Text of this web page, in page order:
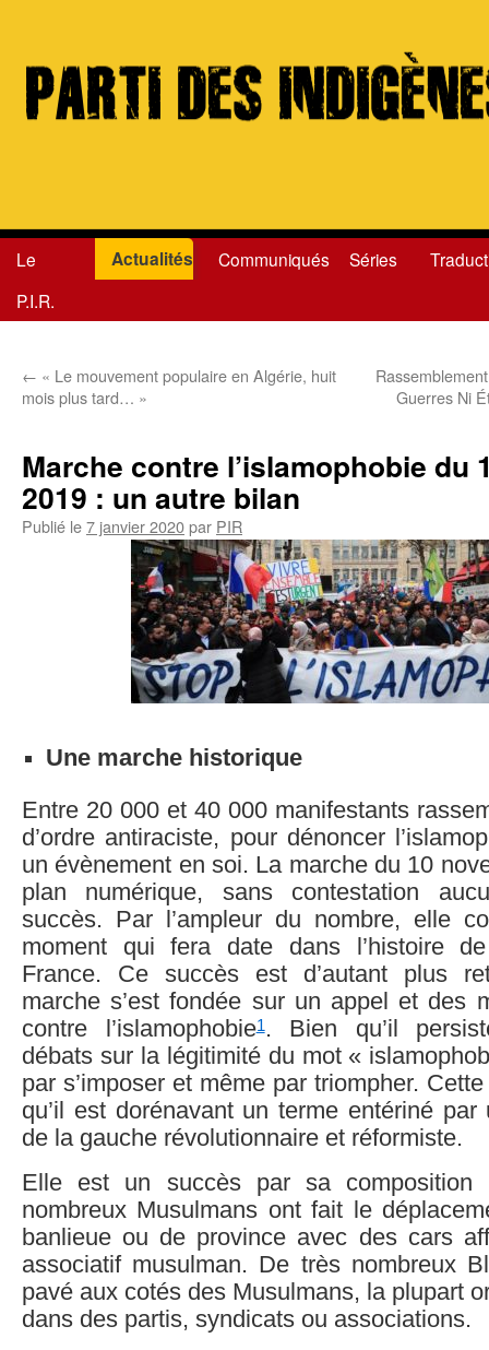
Aller
au
Le
P.I.R.
Actualités Communiqués Séries
← « Le mouvement populaire en Algérie, huit
mois plus tard… »
Guerres Ni
Marche contre l’islamophobie du
2019 : un autre bilan
Publié le7 janvier 2020par PIR
Une marche historique
Entre 20 000 et 40 000 manifestants
d’ordre antiraciste, pour dénoncer
un évènement en soi. La marche du 10
plan numérique, sans contestation
succès. Par l’ampleur du nombre, elle
moment qui fera date dans l’histoire
France. Ce succès est d’autant plus
marche s’est fondée sur un appel et des
contre l’islamophobie1. Bien qu’il
débats sur la légitimité du mot «
par s’imposer et même par triompher.
qu’il est dorénavant un terme entériné par
de la gauche révolutionnaire et réformiste.
Elle est un succès par sa
nombreux Musulmans ont fait le
banlieue ou de province avec des cars
associatif musulman. De très nombreux
pavé aux cotés des Musulmans, la plupart
dans des partis, syndicats ou associations.